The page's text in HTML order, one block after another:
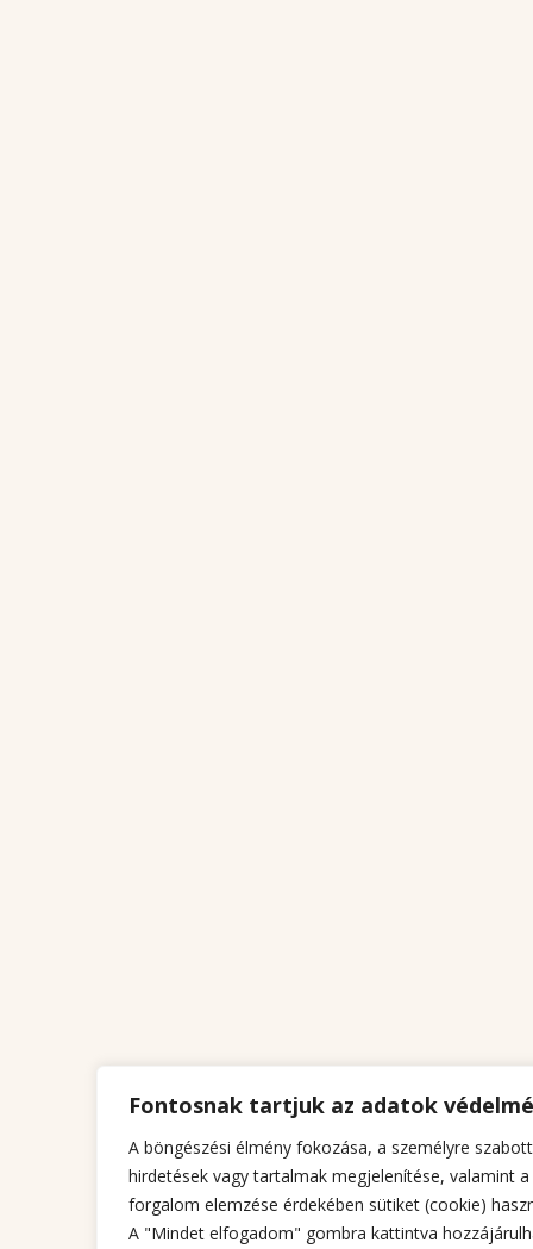
Fontosnak tartjuk az adatok
A böngészési élmény fokozása, a személyre szabott
hirdetések vagy tartalmak megjelenítése, valamint a
forgalom elemzése érdekében sütiket (cookie)
A "Mindet elfogadom" gombra kattintva